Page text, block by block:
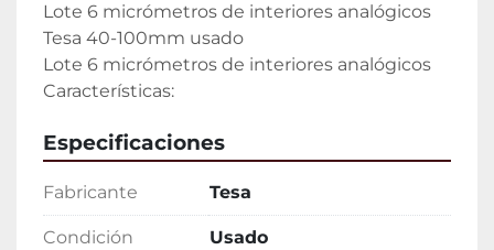
Lote 6 micrómetros de interiores analógicos
Tesa 40-100mm usado
Lote 6 micrómetros de interiores analógicos
Características:
Especificaciones
Fabricante Tesa
Condición Usado